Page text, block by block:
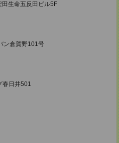
生命五反田ビル5F
ン倉賀野101号
春日井501